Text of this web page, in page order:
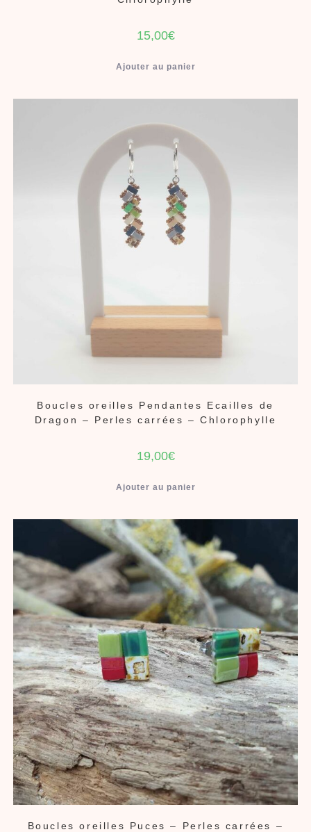
15,00€
Ajouter au panier
Boucles oreilles Pendantes Ecailles de
Dragon – Perles carrées – Chlorophylle
19,00€
Ajouter au panier
Boucles oreilles Puces – Perles carrées –